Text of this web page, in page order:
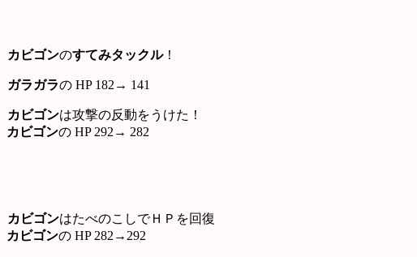
カビゴンのすてみタックル！
ガラガラの HP 182→ 141
カビゴンは攻撃の反動をうけた！
カビゴンの HP 292→ 282
カビゴンはたべのこしでＨＰを回復
カビゴンの HP 282→292